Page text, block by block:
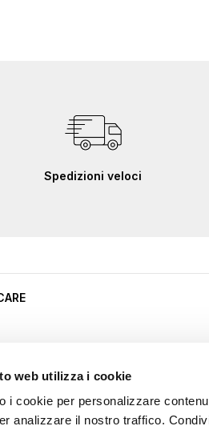
web utilizza i cookie
i cookie per personalizzare
analizzare il nostro traffico.
Spedizioni veloci